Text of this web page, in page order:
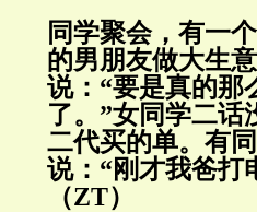
同学聚会，有一
的男朋友做大生
说：“要是真的那
了。”女同学二话
二代买的单。有
说：“刚才我爸打
（ZT）